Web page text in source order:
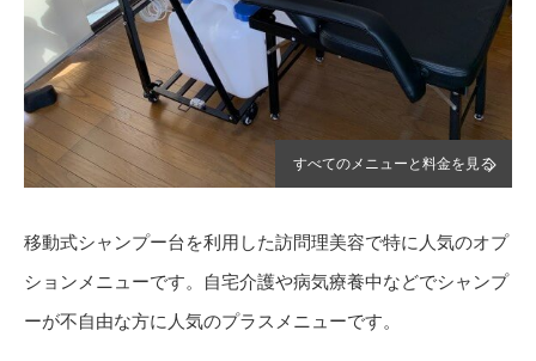
すべてのメニューと料金を見る
移動式シャンプー台を利用した訪問理美容で特に人気のオプ
ションメニューです。自宅介護や病気療養中などでシャンプ
ーが不自由な方に人気のプラスメニューです。